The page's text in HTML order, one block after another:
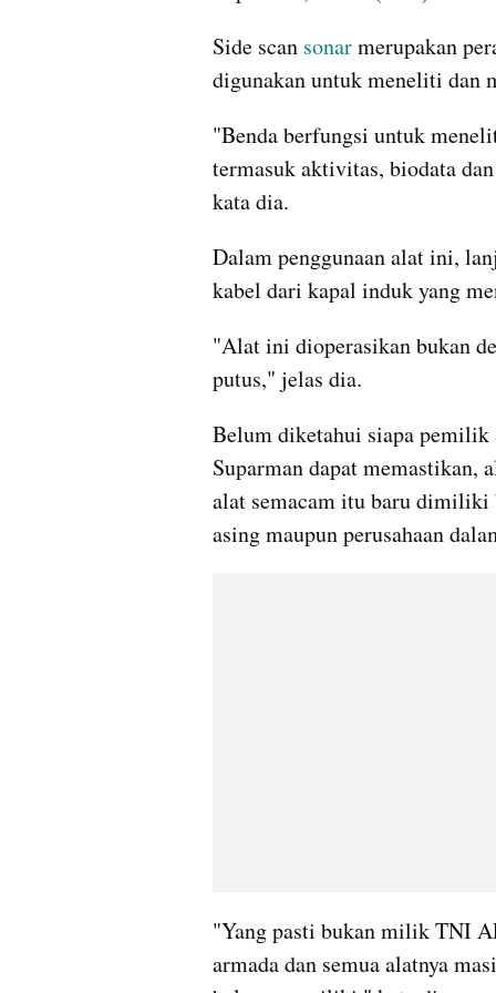
Side scan sonar merupakan
digunakan untuk meneliti dan
"Benda berfungsi untuk
termasuk aktivitas, biodata
kata dia.
Dalam penggunaan alat ini,
kabel dari kapal induk yang
"Alat ini dioperasikan bukan
putus," jelas dia.
Belum diketahui siapa
Suparman dapat
alat semacam itu baru dimiliki
asing maupun perusahaan
"Yang pasti bukan milik TNI
armada dan semua alatnya